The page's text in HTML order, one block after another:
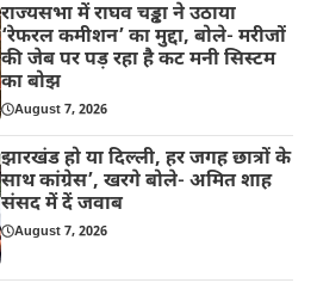
राज्यसभा में राघव चड्ढा ने उठाया
‘रेफरल कमीशन’ का मुद्दा, बोले- मरीजों
की जेब पर पड़ रहा है कट मनी सिस्टम
का बोझ
August 7, 2026
झारखंड हो या दिल्ली, हर जगह छात्रों के
साथ कांग्रेस’, खरगे बोले- अमित शाह
संसद में दें जवाब
August 7, 2026